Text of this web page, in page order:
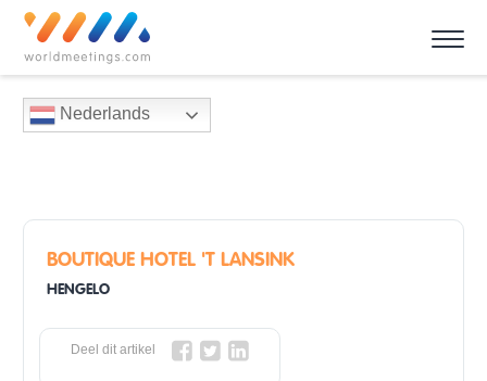
Nederlands
BOUTIQUE HOTEL 'T LANSINK
HENGELO
Deel dit artikel